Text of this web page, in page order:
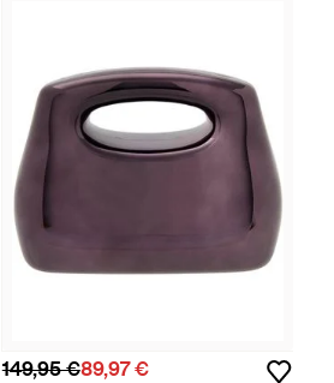
149,95 €89,97 €